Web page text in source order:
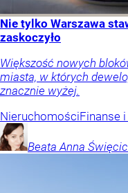
Nie tylko Warszawa
zaskoczyło
Większość nowych
miasta, w których
znacznie wyżej.
NieruchomościFinanse
Beata Anna